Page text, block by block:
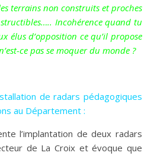
terrains non construits et proches
Incohérence quand tu
élus d’opposition ce qu’il propose
ce pas se moquer du monde ?
de radars pédagogiques
au Département :
l’implantation de deux radars
de La Croix et évoque que